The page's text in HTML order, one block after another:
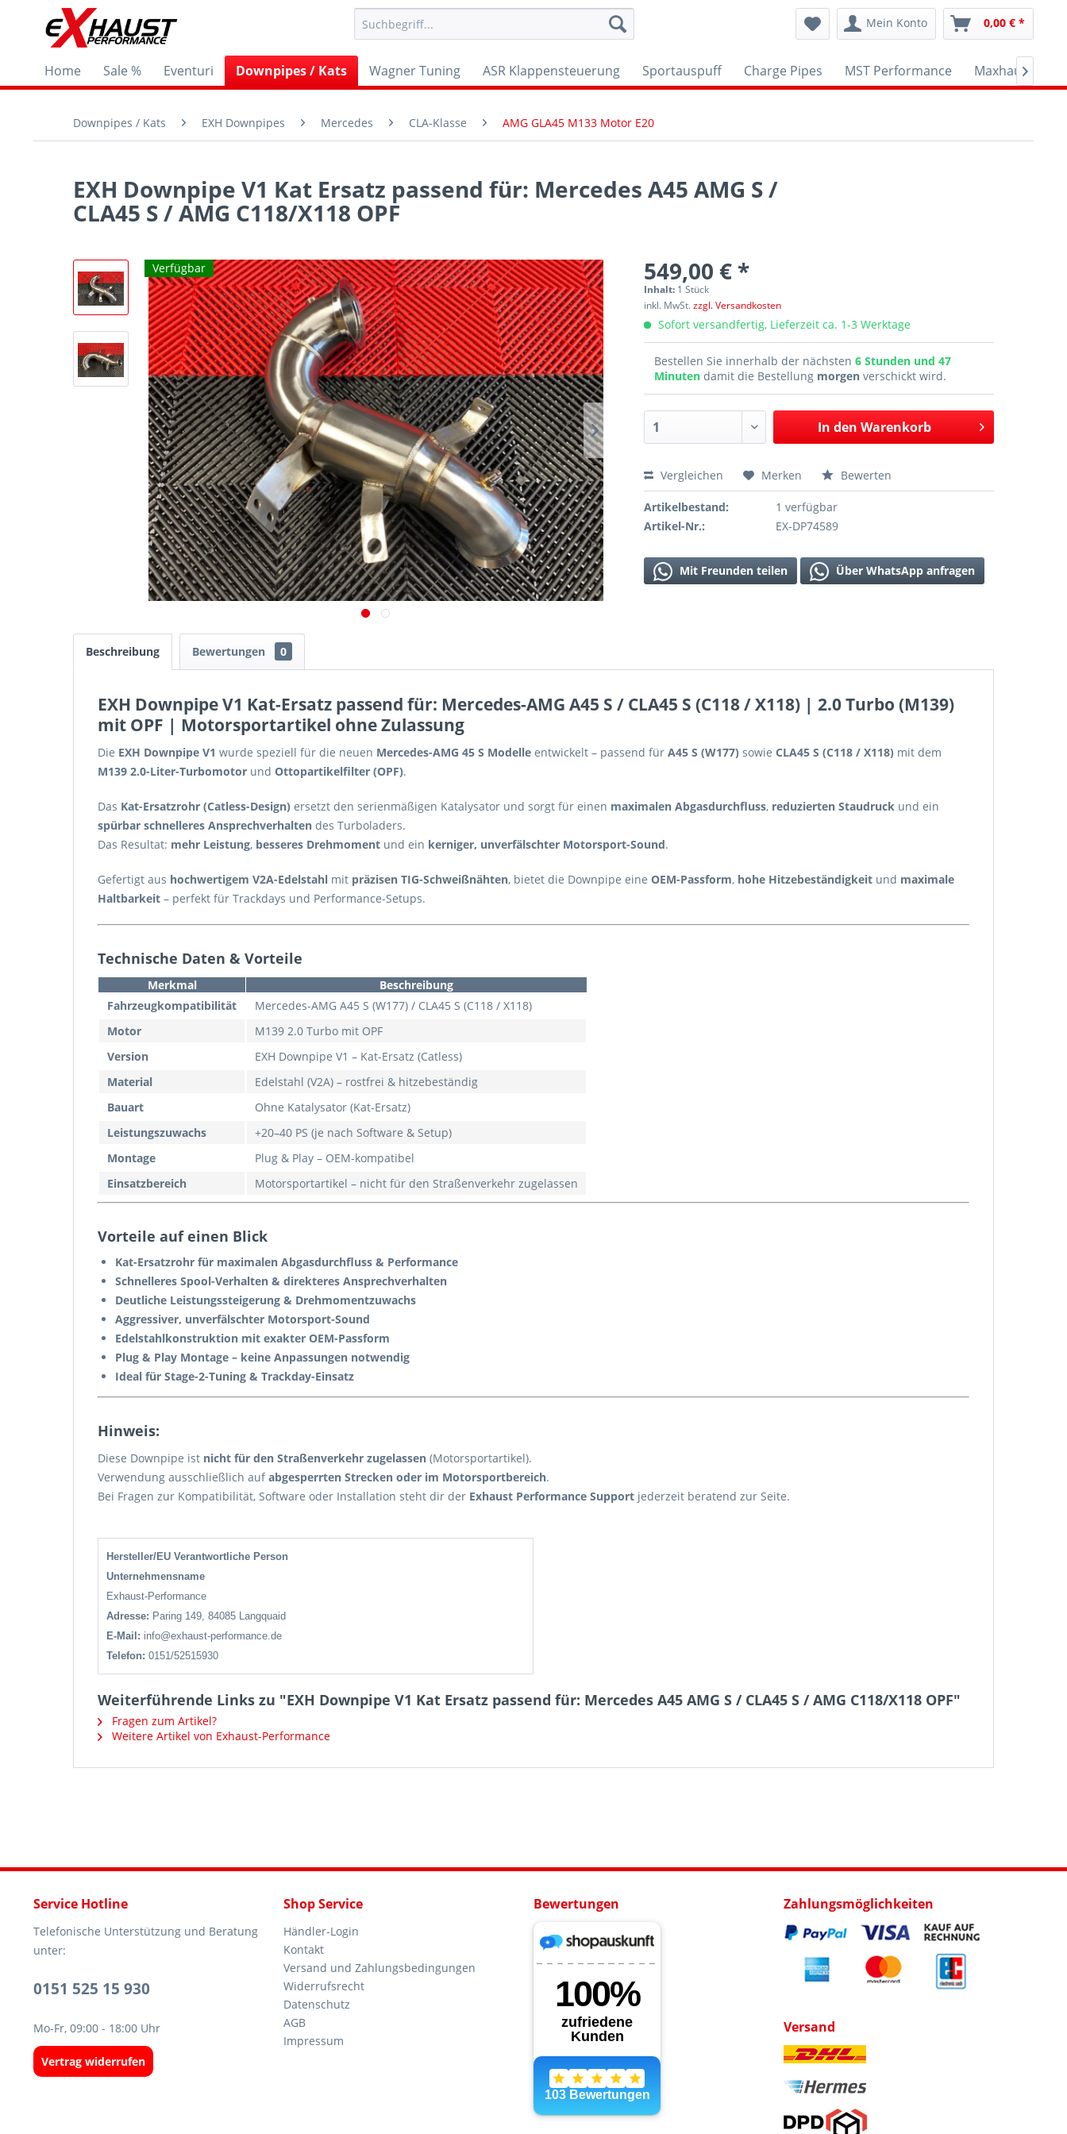
Mein Konto 0,00 € *
Home Sale % Eventuri Downpipes / Kats Wagner Tuning ASR Klappensteuerung Sportauspuff Charge Pipes MST Performance Maxhaust

Downpipes / Kats EXH Downpipes Mercedes CLA-Klasse AMG GLA45 M133 Motor E20
EXH Downpipe V1 Kat Ersatz passend für: Mercedes A45 AMG S /
CLA45 S / AMG C118/X118 OPF
Verfügbar 549,00 € *
Inhalt: 1 Stück
inkl. MwSt.zzgl. Versandkosten
Sofort versandfertig, Lieferzeit ca. 1-3 Werktage
Bestellen Sie innerhalb der nächsten6 Stunden und 47
Minutendamit die Bestellung morgen verschickt wird.
In den Warenkorb
Vergleichen Merken Bewerten
Artikelbestand:
1 verfügbar
Artikel-Nr.:
EX-DP74589
Mit Freunden teilen Über WhatsApp anfragen
Beschreibung Bewertungen 0
EXH Downpipe V1 Kat-Ersatz passend für: Mercedes-AMG A45 S / CLA45 S (C118 / X118) | 2.0 Turbo (M139)
mit OPF | Motorsportartikel ohne Zulassung
Die EXH Downpipe V1 wurde speziell für die neuen Mercedes-AMG 45 S Modelle entwickelt – passend für A45 S (W177) sowie CLA45 S (C118 / X118) mit dem
M139 2.0-Liter-Turbomotor und Ottopartikelfilter (OPF).
Das Kat-Ersatzrohr (Catless-Design) ersetzt den serienmäßigen Katalysator und sorgt für einen maximalen Abgasdurchfluss, reduzierten Staudruck und ein
spürbar schnelleres Ansprechverhalten des Turboladers.
Das Resultat: mehr Leistung, besseres Drehmoment und ein kerniger, unverfälschter Motorsport-Sound.
Gefertigt aus hochwertigem V2A-Edelstahl mit präzisen TIG-Schweißnähten, bietet die Downpipe eine OEM-Passform, hohe Hitzebeständigkeit und maximale
Haltbarkeit – perfekt für Trackdays und Performance-Setups.
Technische Daten & Vorteile
Merkmal
Beschreibung
Fahrzeugkompatibilität
Mercedes-AMG A45 S (W177) / CLA45 S (C118 / X118)
Motor
M139 2.0 Turbo mit OPF
Version
EXH Downpipe V1 – Kat-Ersatz (Catless)
Material
Edelstahl (V2A) – rostfrei & hitzebeständig
Bauart
Ohne Katalysator (Kat-Ersatz)
Leistungszuwachs
+20–40 PS (je nach Software & Setup)
Montage
Plug & Play – OEM-kompatibel
Einsatzbereich
Motorsportartikel – nicht für den Straßenverkehr zugelassen
Vorteile auf einen Blick
Kat-Ersatzrohr für maximalen Abgasdurchfluss & Performance
Schnelleres Spool-Verhalten & direkteres Ansprechverhalten
Deutliche Leistungssteigerung & Drehmomentzuwachs
Aggressiver, unverfälschter Motorsport-Sound
Edelstahlkonstruktion mit exakter OEM-Passform
Plug & Play Montage – keine Anpassungen notwendig
Ideal für Stage-2-Tuning & Trackday-Einsatz
Hinweis:
Diese Downpipe ist nicht für den Straßenverkehr zugelassen (Motorsportartikel).
Verwendung ausschließlich aufabgesperrten Strecken oder im Motorsportbereich.
Bei Fragen zur Kompatibilität, Software oder Installation steht dir der Exhaust Performance Support jederzeit beratend zur Seite.
Hersteller/EU Verantwortliche Person
Unternehmensname
Exhaust-Performance
Adresse: Paring 149, 84085 Langquaid
E-Mail: info@exhaust-performance.de
Telefon: 0151/52515930
Weiterführende Links zu "EXH Downpipe V1 Kat Ersatz passend für: Mercedes A45 AMG S / CLA45 S / AMG C118/X118 OPF"
Fragen zum Artikel?
Weitere Artikel von Exhaust-Performance
Service Hotline
Telefonische Unterstützung und Beratung
unter:
0151 525 15 930
Mo-Fr, 09:00 - 18:00 Uhr
Vertrag widerrufen
Shop Service
Händler-Login
Kontakt
Versand und Zahlungsbedingungen
Widerrufsrecht
Datenschutz
AGB
Impressum
Bewertungen Zahlungsmöglichkeiten
Versand